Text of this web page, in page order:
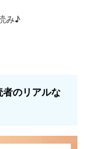
み♪
者のリアルな